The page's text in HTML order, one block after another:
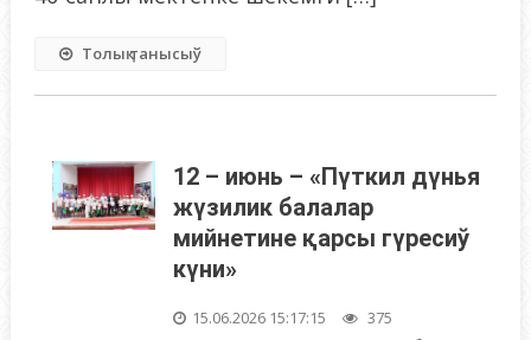
Толық танысыў
12 – июнь – «Пүткил дүнья
жүзилик балалар
мийнетине қарсы гүресиў
күни»
15.06.2026 15:17:15 375